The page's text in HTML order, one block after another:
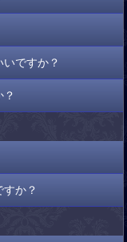
合
場合でも、事前予約
ください。
為、より多くのお客
シーを設定してお
は占い師一覧より
談内容など参考にし
、お気軽にスタッフ
性が占ってもらい
軽にご利用下さいま
ですか？
ければご予約可能
の場でスタッフがご
ります。
なっている
は、各占い師の詳
か？
の決済をご利用い